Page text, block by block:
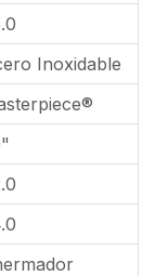
Inoxidable